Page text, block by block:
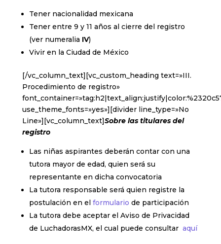
Tener nacionalidad mexicana
Tener entre 9 y 11 años al cierre del registro
(ver numeralia IV)
Vivir en la Ciudad de México
[/vc_column_text][vc_custom_heading text=»III.
Procedimiento de registro»
use_theme_fonts=»yes»][divider line_type=»No
Line»][vc_column_text]Sobre las titulares del
registro
Las niñas aspirantes deberán contar con una
tutora mayor de edad, quien será su
representante en dicha convocatoria
La tutora responsable será quien registre la
postulación en el formulario de participación
La tutora debe aceptar el Aviso de Privacidad
de LuchadorasMX, el cual puede consultar aquí